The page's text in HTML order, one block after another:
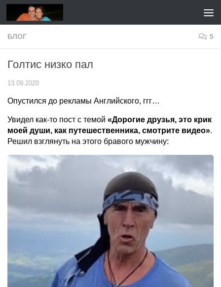
Перейти к содержимому
БЛОГ 5
Голтис низко пал
13.09.2020
Опустился до рекламы Английского, ггг…
Увидел как-то пост с темой «Дорогие друзья, это крик
моей души, как путешественника, смотрите видео».
Решил взглянуть на этого бравого мужчину: